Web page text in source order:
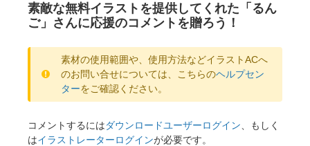
素敵な無料イラストを提供してくれた「るん
ご」さんに応援のコメントを贈ろう！
素材の使用範囲や、使用方法などイラストACへ
のお問い合せについては、こちらのヘルプセン
ターをご確認ください。
コメントするにはダウンロードユーザーログイン 、もしく
はイラストレーターログインが必要です。